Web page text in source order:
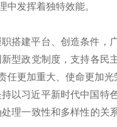
发挥着独特效能。
搭建平台、创造条件，
型政党制度，支持各民
更加重大、使命更加光
以习近平新时代中国特
理一致性和多样性的关